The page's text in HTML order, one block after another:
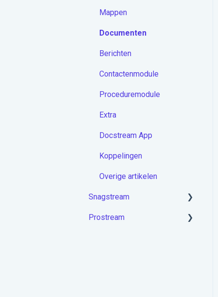
Mappen
Documenten
Berichten
Contactenmodule
Proceduremodule
Extra
Docstream App
Koppelingen
Overige artikelen
Snagstream
Aan de slag met
Prostream